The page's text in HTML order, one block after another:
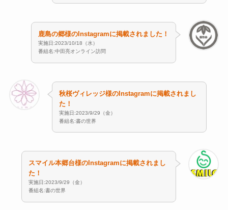
鹿島の郷様のInstagramに掲載されました！
実施日:2023/10/18（水）
番組名:中田亮オンライン訪問
秋桜ヴィレッジ様のInstagramに掲載されまし
た！
実施日:2023/9/29（金）
番組名:書の世界
スマイル本郷台様のInstagramに掲載されまし
た！
実施日:2023/9/29（金）
番組名:書の世界